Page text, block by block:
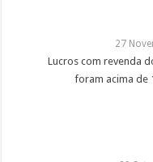
27
Lucros com revenda
foram acima de